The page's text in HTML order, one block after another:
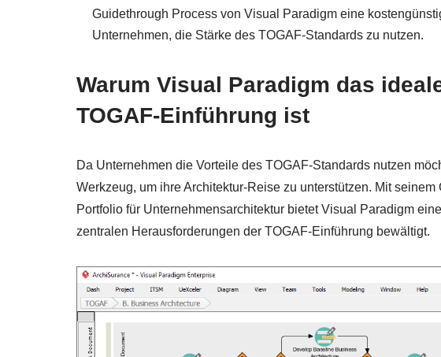
Guidethrough Process von Visual Paradigm eine
Unternehmen, die Stärke des TOGAF-Standards zu nutzen.
Warum Visual Paradigm das
TOGAF-Einführung ist
Da Unternehmen die Vorteile des TOGAF-Standards nutzen
Werkzeug, um ihre Architektur-Reise zu unterstützen. Mit
Portfolio für Unternehmensarchitektur bietet Visual Paradigm
zentralen Herausforderungen der TOGAF-Einführung bewältigt.